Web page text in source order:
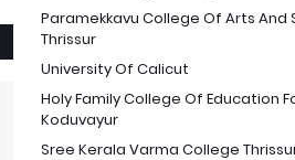
Paramekkavu College Of Arts And
Thrissur
University Of Calicut
Holy Family College Of Education
Koduvayur
Sree Kerala Varma College